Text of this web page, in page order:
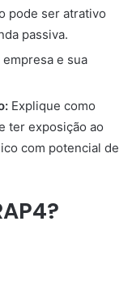
pode ser atrativo
passiva.
e sua
Explique como
ter exposição ao
com potencial de